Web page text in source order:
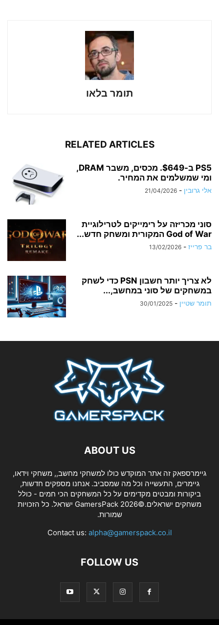
תומר בלאו
RELATED ARTICLES
PS5 ב-$649. מכסים, משבר DRAM,
ומי שמשלמים את המחיר.
אלי גרובין -
21/04/2026
סוני מכריזה על רימייקים לטרילוגיית
God of War המקורית ומשחק חדש...
בר פרייז -
13/02/2026
לא צריך יותר חשבון PSN כדי לשחק
במשחקים של סוני במחשב,...
תומר שטיין -
30/01/2025
ABOUT US
גיימרספאק זה אתר המוקדש כולו למשחקי מחשב,, משחקי וידאו,
גיימרים, התעשייה וכל מה שמסביב. אנחנו מספקים חדשות,
ביקורות ומבטים מקדימים על כל המשחקים הכי חמים - כולל
משחקים ישראלים.©2026 GamersPack ישראל. כל הזכויות
שמורות.
Contact us: alpha@gamerspack.co.il
FOLLOW US